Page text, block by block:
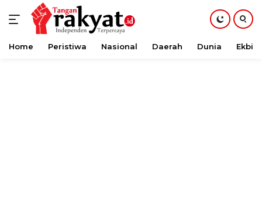
Langsung
Home Peristiwa Nasional Daerah Dunia Ekbis